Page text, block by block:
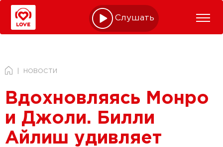
Слушать online
НОВОСТИ
Вдохновляясь Монро
и Джоли. Билли
Айлиш удивляет